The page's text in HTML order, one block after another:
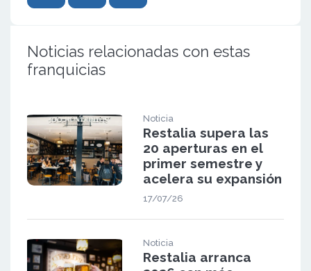
Noticias relacionadas con estas
franquicias
Noticia
Restalia supera las
20 aperturas en el
primer semestre y
acelera su expansión
17/07/26
Noticia
Restalia arranca